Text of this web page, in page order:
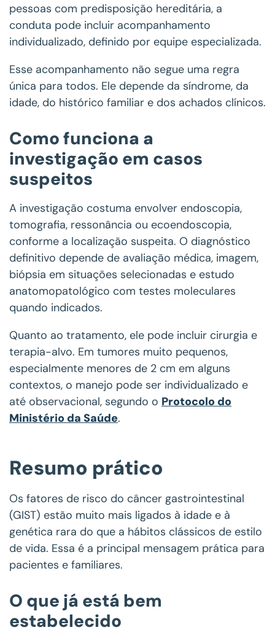
pessoas com predisposição hereditária, a
conduta pode incluir acompanhamento
individualizado, definido por equipe especializada.
Esse acompanhamento não segue uma regra
única para todos. Ele depende da síndrome, da
idade, do histórico familiar e dos achados clínicos.
Como funciona a
investigação em casos
suspeitos
A investigação costuma envolver endoscopia,
tomografia, ressonância ou ecoendoscopia,
conforme a localização suspeita. O diagnóstico
definitivo depende de avaliação médica, imagem,
biópsia em situações selecionadas e estudo
anatomopatológico com testes moleculares
quando indicados.
Quanto ao tratamento, ele pode incluir cirurgia e
terapia-alvo. Em tumores muito pequenos,
especialmente menores de 2 cm em alguns
contextos, o manejo pode ser individualizado e
até observacional, segundo o Protocolo do
Ministério da Saúde.
Resumo prático
Os fatores de risco do câncer gastrointestinal
(GIST) estão muito mais ligados à idade e à
genética rara do que a hábitos clássicos de estilo
de vida. Essa é a principal mensagem prática para
pacientes e familiares.
O que já está bem
estabelecido